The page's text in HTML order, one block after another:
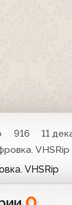
916
11
VHSRip
VHSRip